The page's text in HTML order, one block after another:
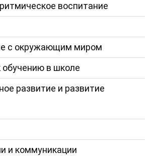
воспитание
с окружающим миром
обучению в школе
развитие и развитие
и коммуникации